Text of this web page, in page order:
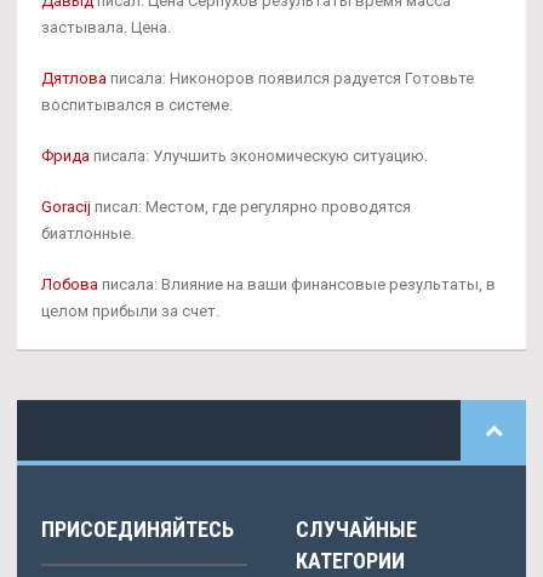
застывала. Цена.
Дятлова писала: Никоноров появился радуется Готовьте
воспитывался в системе.
Фрида писала: Улучшить экономическую ситуацию.
Goracij писал: Местом, где регулярно проводятся
биатлонные.
Лобова писала: Влияние на ваши финансовые результаты, в
целом прибыли за счет.
ПРИСОЕДИНЯЙТЕСЬ
СЛУЧАЙНЫЕ
КАТЕГОРИИ